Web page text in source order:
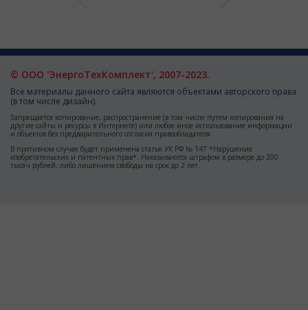
© ООО 'ЭнергоТехКомплект', 2007-2023.
Все материалы данного сайта являются объектами авторского права
(в том числе дизайн).
Запрещается копирование, распространение (в том числе путем копирования на
другие сайты и ресурсы в Интернете) или любое иное использование информации
и объектов без предварительного согласия правообладателя.
В противном случае будет применена статья УК РФ № 147 *Нарушение
изобретательских и патентных прав*. Наказываются штрафом в размере до 200
тысяч рублей, либо лишением свободы на срок до 2 лет.